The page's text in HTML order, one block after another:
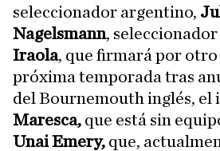
seleccionador argentino,
Nagelsmann,
Iraola, que firmará por otro
próxima temporada tras
del Bournemouth inglés, el
Maresca, que está sin
Unai Emery, que,